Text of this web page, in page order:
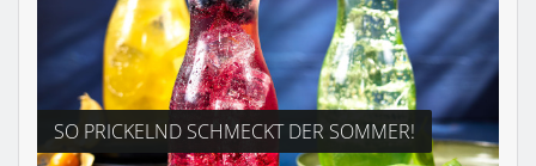
SO PRICKELND SCHMECKT DER SOMMER!